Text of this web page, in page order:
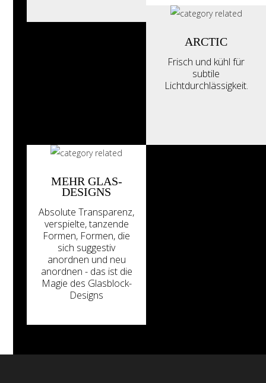
ARCTIC
Frisch und kühl für
subtile
Lichtdurchlässigkeit.
MEHR GLAS-
DESIGNS
Absolute Transparenz,
verspielte, tanzende
Formen, Formen, die
sich suggestiv
anordnen und neu
anordnen - das ist die
Magie des Glasblock-
Designs